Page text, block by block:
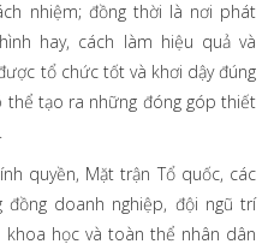
nhiệm; đồng thời là nơi phát
hay, cách làm hiệu quả và
tổ chức tốt và khơi dậy đúng
tạo ra những đóng góp thiết
quyền, Mặt trận Tổ quốc, các
doanh nghiệp, đội ngũ trí
khoa học và toàn thể nhân dân